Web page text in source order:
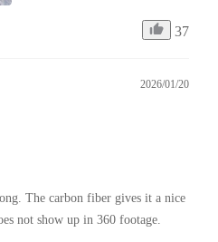
37
2026/01/20
The carbon fiber gives it a nice
not show up in 360 footage.